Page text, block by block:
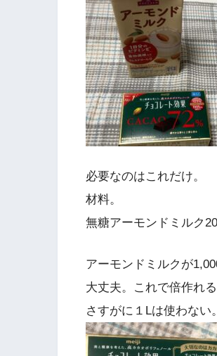
必要なのはこれだけ。
材料。
無糖アーモンドミルク
アーモンドミルクが
大丈夫。これで倍作れ
さすがに１Lは使わない。